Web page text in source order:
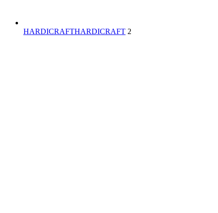
HARDICRAFTHARDICRAFT 2